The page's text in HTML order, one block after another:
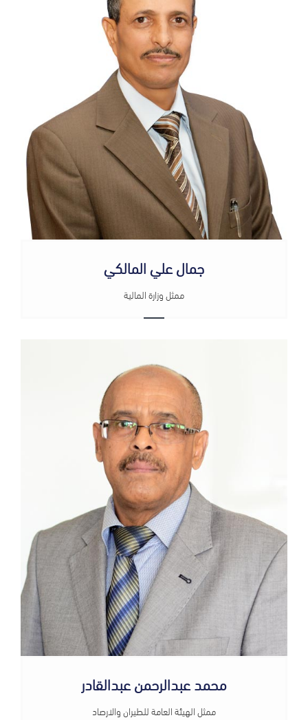
جمال علي المالكي
ممثل وزارة المالية
محمد عبدالرحمن عبدالقادر
ممثل الهيئة العامة للطيران والارصاد